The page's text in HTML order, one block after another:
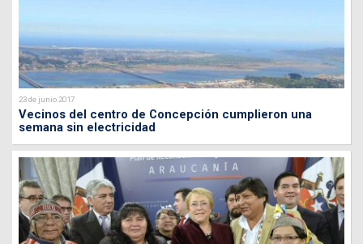
23 de junio 2017
Vecinos del centro de Concepción cumplieron una
semana sin electricidad